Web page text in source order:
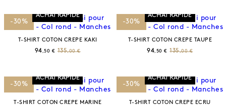
-30%
ACHAT RAPIDE
T-SHIRT COTON CREPE KAKI
94 ,50 € 135,00 €
-30%
ACHAT RAPIDE
T-SHIRT COTON CREPE TAUPE
94,50 € 135,00 €
-30%
ACHAT RAPIDE
T-SHIRT COTON CREPE MARINE
-30%
ACHAT RAPIDE
T-SHIRT COTON CREPE ECRU